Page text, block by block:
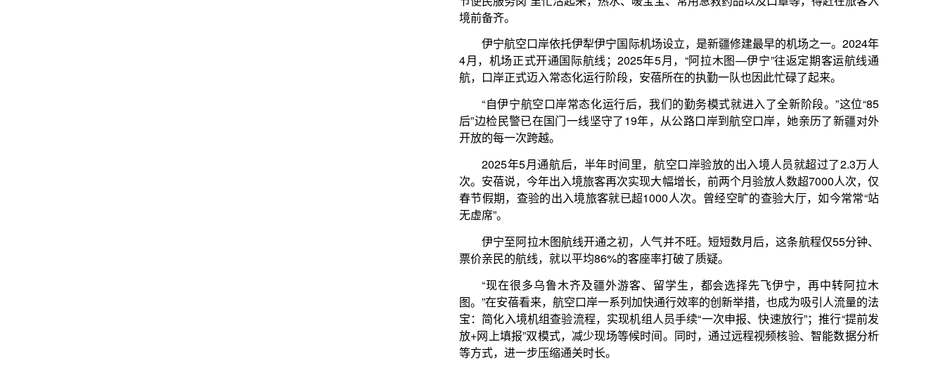
“现在很多乌鲁木齐及疆外游客、留学生，都会选择先飞伊宁，再中转阿拉木
图。”在安蓓看来，航空口岸一系列加快通行效率的创新举措，也成为吸引人流量的法
宝：简化入境机组查验流程，实现机组人员手续“一次申报、快速放行”；推行“提前发
放+网上填报”双模式，减少现场等候时间。同时，通过远程视频核验、智能数据分析
等方式，进一步压缩通关时长。
口岸入境，他感慨，这条航线开通以来，已成为他往返中哈的“商务快线”。
更大的变化还在路上。今年3月底，伊宁至阿拉木图的班次将继续加密，下半年
预计每日新增至阿斯塔纳的航线，未来还可能开通至阿克套、奇姆肯特乃至莫斯科的
航线，航线变得更远、更密。
“每一次新航线的开通，都意味着更多的可能性。”站在查验台后，安蓓见证着全
球化趋势在伊犁河谷的生动体现：商务人士匆匆而过，寻求合作机遇；游客们兴奋地
讨论着旅行计划；留学生背着行囊，往返于求学之路……“每次看到大厅满满的，心里
也很高兴，很自豪。”安蓓说，这种自豪，源自亲眼见证家乡因口岸开放而焕发的新活
力，源于自己能为这份发展贡献微薄之力。
当新一天的太阳升起，在漫长的边境线上，汽笛将再次鸣响，人流将再次涌动，
航班将再次起降。而那些被他们守护着通行的列车、人流、航班，正载着新时代的故
事，沿着古老的丝路，走向更远的远方。